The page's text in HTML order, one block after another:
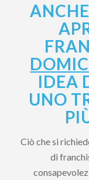
IDEA
UNO
Ciò che si
di